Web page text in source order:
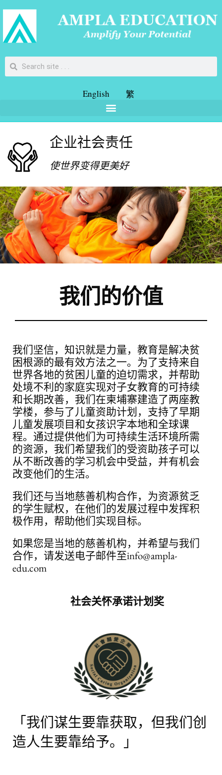
English 繁
企业社会责任
使世界变得更美好
我们的价值
我们坚信，知识就是力量，教育是解决贫
困根源的最有效方法之一。为了支持来自
世界各地的贫困儿童的迫切需求，并帮助
处境不利的家庭实现对子女教育的可持续
和长期改善，我们在柬埔寨建造了两座教
学楼，参与了儿童资助计划，支持了早期
儿童发展项目和女孩识字本地和全球课
程。通过提供他们为可持续生活环境所需
的资源，我们希望我们的受资助孩子可以
从不断改善的学习机会中受益，并有机会
改变他们的生活。
我们还与当地慈善机构合作，为资源贫乏
的学生赋权，在他们的发展过程中发挥积
极作用，帮助他们实现目标。
如果您是当地的慈善机构，并希望与我们
合作，请发送电子邮件至info@ampla-
edu.com
社会关怀承诺计划奖
「我们谋生要靠获取，但我们创
造人生要靠给予。」